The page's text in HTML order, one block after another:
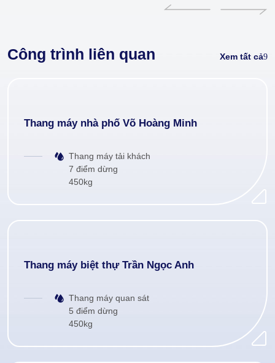
Công trình liên quan Xem tất cả
Thang máy nhà phố Võ Hoàng Minh
Thang máy tải khách
7 điểm dừng
450kg
Thang máy biệt thự Trần Ngọc Anh
Thang máy quan sát
5 điểm dừng
450kg